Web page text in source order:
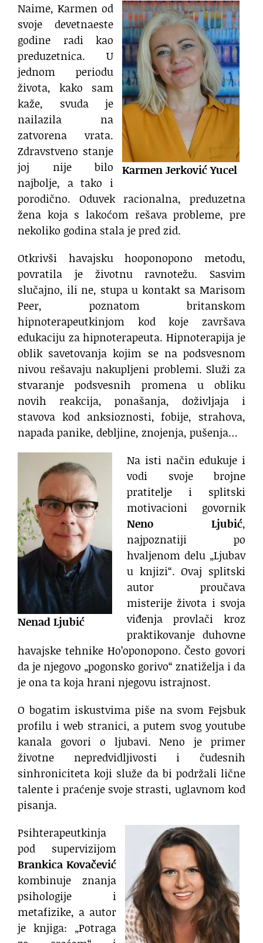
Karmen Jerković Yucel
Naime, Karmen od
svoje devetnaeste
godine radi kao
preduzetnica. U
jednom periodu
života, kako sam
kaže, svuda je
nailazila na
zatvorena vrata.
Zdravstveno stanje
joj nije bilo
najbolje, a tako i
porodično. Oduvek racionalna, preduzetna
žena koja s lakoćom rešava probleme, pre
nekoliko godina stala je pred zid.
Otkrivši havajsku hooponopono metodu,
povratila je životnu ravnotežu. Sasvim
slučajno, ili ne, stupa u kontakt sa Marisom
Peer, poznatom britanskom
hipnoterapeutkinjom kod koje završava
edukaciju za hipnoterapeuta. Hipnoterapija je
oblik savetovanja kojim se na podsvesnom
nivou rešavaju nakupljeni problemi. Služi za
stvaranje podsvesnih promena u obliku
novih reakcija, ponašanja, doživljaja i
stavova kod anksioznosti, fobije, strahova,
napada panike, debljine, znojenja, pušenja…
Nenad Ljubić
Na isti način edukuje i
vodi svoje brojne
pratitelje i splitski
motivacioni govornik
Neno Ljubić,
najpoznatiji po
hvaljenom delu „Ljubav
u knjizi“. Ovaj splitski
autor proučava
misterije života i svoja
viđenja provlači kroz
praktikovanje duhovne
havajske tehnike Ho’oponopono. Često govori
da je njegovo „pogonsko gorivo“ znatiželja i da
je ona ta koja hrani njegovu istrajnost.
O bogatim iskustvima piše na svom Fejsbuk
profilu i web stranici, a putem svog youtube
kanala govori o ljubavi. Neno je primer
životne nepredvidljivosti i čudesnih
sinhroniciteta koji služe da bi podržali lične
talente i praćenje svoje strasti, uglavnom kod
pisanja.
Psihterapeutkinja
pod supervizijom
Brankica Kovačević
kombinuje znanja
psihologije i
metafizike, a autor
je knjiga: „Potraga